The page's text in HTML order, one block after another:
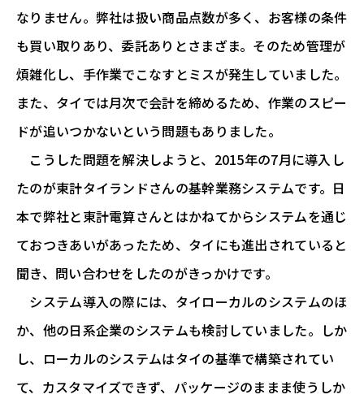
なりません。弊社は扱い商品点数が多く、お客様の条件
も買い取りあり、委託ありとさまざま。そのため管理が
煩雑化し、手作業でこなすとミスが発生していました。
また、タイでは月次で会計を締めるため、作業のスピー
ドが追いつかないという問題もありました。
こうした問題を解決しようと、2015年の7月に導入し
たのが東計タイランドさんの基幹業務システムです。日
本で弊社と東計電算さんとはかねてからシステムを通じ
ておつきあいがあったため、タイにも進出されていると
聞き、問い合わせをしたのがきっかけです。
システム導入の際には、タイローカルのシステムのほ
か、他の日系企業のシステムも検討していました。しか
し、ローカルのシステムはタイの基準で構築されてい
て、カスタマイズできず、パッケージのままま使うしか